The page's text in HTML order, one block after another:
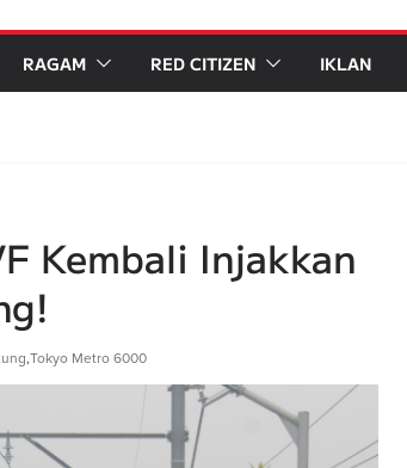
RAGAM RED CITIZEN IKLAN
Kembali Injakkan
,Tokyo Metro 6000